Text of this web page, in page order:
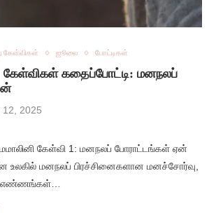
கேள்விகள் ஜூலை போட்டிகள்
கேள்விகள் கதைப்போட்டி: மனநலப்
12, 2025
கேள்வி 1: மனநலப் போராட்டங்கள் ஏன்
உலகில் மனநலப் பிரச்சினைகளான மனச்சோர்வு,
எண்ணங்கள்…